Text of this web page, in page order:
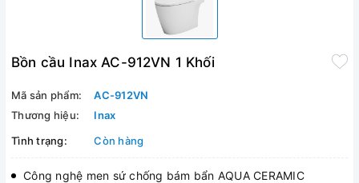
Bồn cầu Inax AC-912VN 1 Khối
Mã sản phẩm:
AC-912VN
Thương hiệu:
Inax
Tình trạng:
Còn hàng
Công nghệ men sứ chống bám bẩn AQUA CERAMIC